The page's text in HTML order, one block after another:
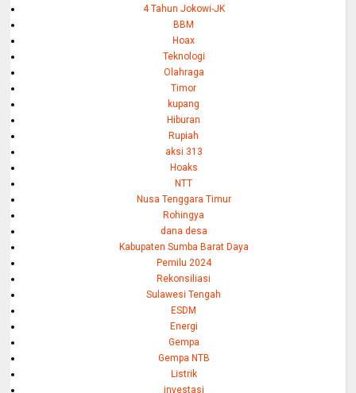
4 Tahun Jokowi-JK
BBM
Hoax
Teknologi
Olahraga
Timor
kupang
Hiburan
Rupiah
aksi 313
Hoaks
NTT
Nusa Tenggara Timur
Rohingya
dana desa
Kabupaten Sumba Barat Daya
Pemilu 2024
Rekonsiliasi
Sulawesi Tengah
ESDM
Energi
Gempa
Gempa NTB
Listrik
investasi